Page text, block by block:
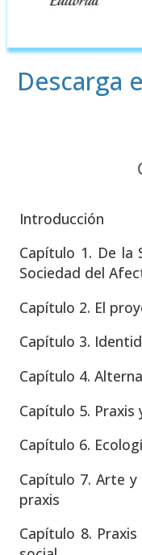
Descarga
Intro­duc­ción
Capí­tu­lo 1. De la
Socie­dad del
Capí­tu­lo 2. El
Capí­tu­lo 3.
Capí­tu­lo 4.
Capí­tu­lo 5. Pra­xis
Capí­tu­lo 6.
Capí­tu­lo 7. Arte
pra­xis
Capí­tu­lo 8.